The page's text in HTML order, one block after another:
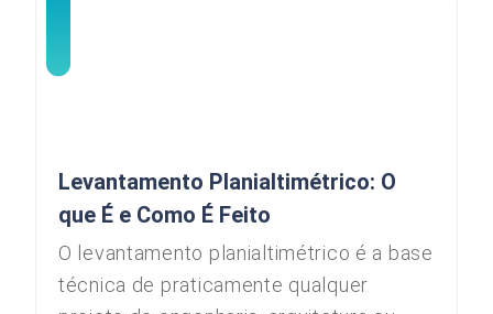
Levantamento Planialtimétrico: O
que É e Como É Feito
O levantamento planialtimétrico é a base
técnica de praticamente qualquer